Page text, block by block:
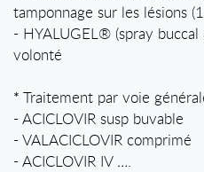
tamponnage sur les lésions
- HYALUGEL® (spray buccal
volonté
* Traitement par voie
- ACICLOVIR susp buvable
- VALACICLOVIR comprimé
- ACICLOVIR IV ….